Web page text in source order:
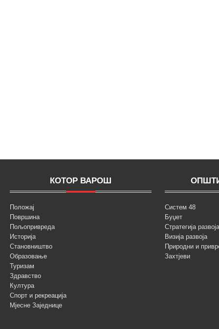
КОТОР ВАРОШ
Положај
Површина
Пољопривреда
Историја
Становништво
Образовање
Туризам
Здравство
Култура
Спорт и рекреација
Мјесне Заједнице
Систем 48
Буџет
Стратегија
Визија развоја
Природни и
Захтјеви